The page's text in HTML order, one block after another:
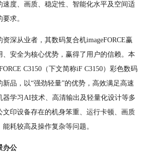
速度、画质、稳定性、智能化水平及空间适
求。
深从业者，其数码复合机imageFORCE赢
、安全为核心优势，赢得了用户的信赖。本
C3150（下文简称iF C3150）彩色数码
品，以“强劲轻量”的优势，高效满足高速
器学习AI技术、高清输出及轻量化设计等多
文印设备存在的机身笨重、运行卡顿、画质
耗较高及操作复杂等问题。
办公